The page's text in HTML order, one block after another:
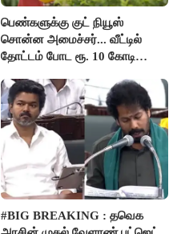
பெண்களுக்கு குட் நியூஸ்
சொன்ன அமைச்சர்... வீட்டில்
தோட்டம் போட ரூ. 10 கோடி
#BIG BREAKING : தவெக